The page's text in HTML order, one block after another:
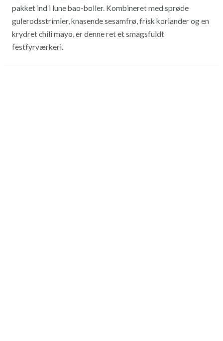
pakket ind i lune bao-boller. Kombineret med sprøde
gulerodsstrimler, knasende sesamfrø, frisk koriander og en
krydret chili mayo, er denne ret et smagsfuldt
festfyrværkeri.